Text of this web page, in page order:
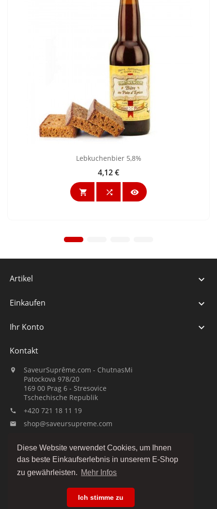
Diese Website verwendet Cookies, um Ihnen
das beste Einkaufserlebnis in unserem E-Shop
zu gewährleisten. Mehr Infos
Ich stimme zu
Lebkuchenbier 5,8%
Preis
4,12 €
  
Artikel 
Einkaufen 
Ihr Konto 
Kontakt

SaveurSuprême.com - ChutnasMi
Patockova 978/20
169 00 Prag 6 - Stresovice
Tschechische Republik
 +420 721 18 11 19
 shop@saveursupreme.com
Guck uns an: